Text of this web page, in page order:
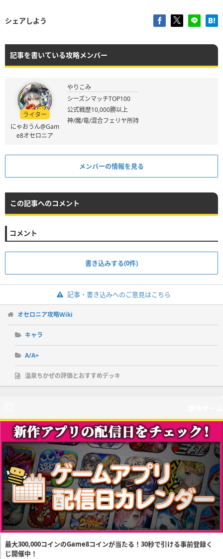
シェアしよう
記事を書いている攻略メンバー
ライター
にゃおうん@Gam
e8オセロニア
やりこみ
シーズンマッチTOP100
公式戦歴10,000勝以上
神/魔/竜/混合フェリヤ所持
メンバーの情報を見る
この記事へのコメント
コメント
書き込みする(0件)
記事・書き込みへのご意見はこちら
オセロニア攻略Wiki
キャラ
A/A+
温泉ちかぜの評価とおすすめデッキ
最大300,000コインのGame8コインが当たる！30秒で引ける事前登録く
じ開催中！